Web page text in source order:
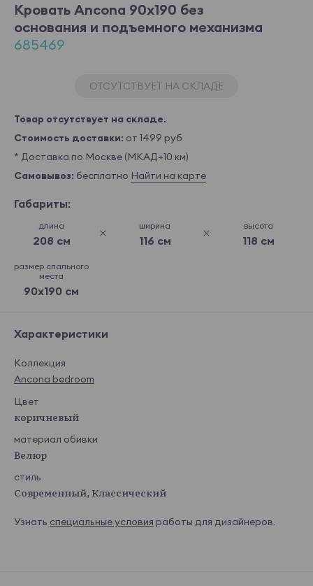
Кровать Ancona 90x190 без
основания и подъемного механизма
685469
ОТСУТСТВУЕТ НА СКЛАДЕ
Товар отсутствует на складе.
Стоимость доставки: от 1499 руб
* Доставка по Москве (МКАД+10 км)
Самовывоз: бесплатно Найти на карте
Габариты:
длина
208 см
ширина
116 см
высота
118 см
размер спального
места
90x190 см
Характеристики
Коллекция
Ancona bedroom
Цвет
коричневый
материал обивки
Велюр
стиль
Современный, Классический
Узнать специальные условия работы для дизайнеров.